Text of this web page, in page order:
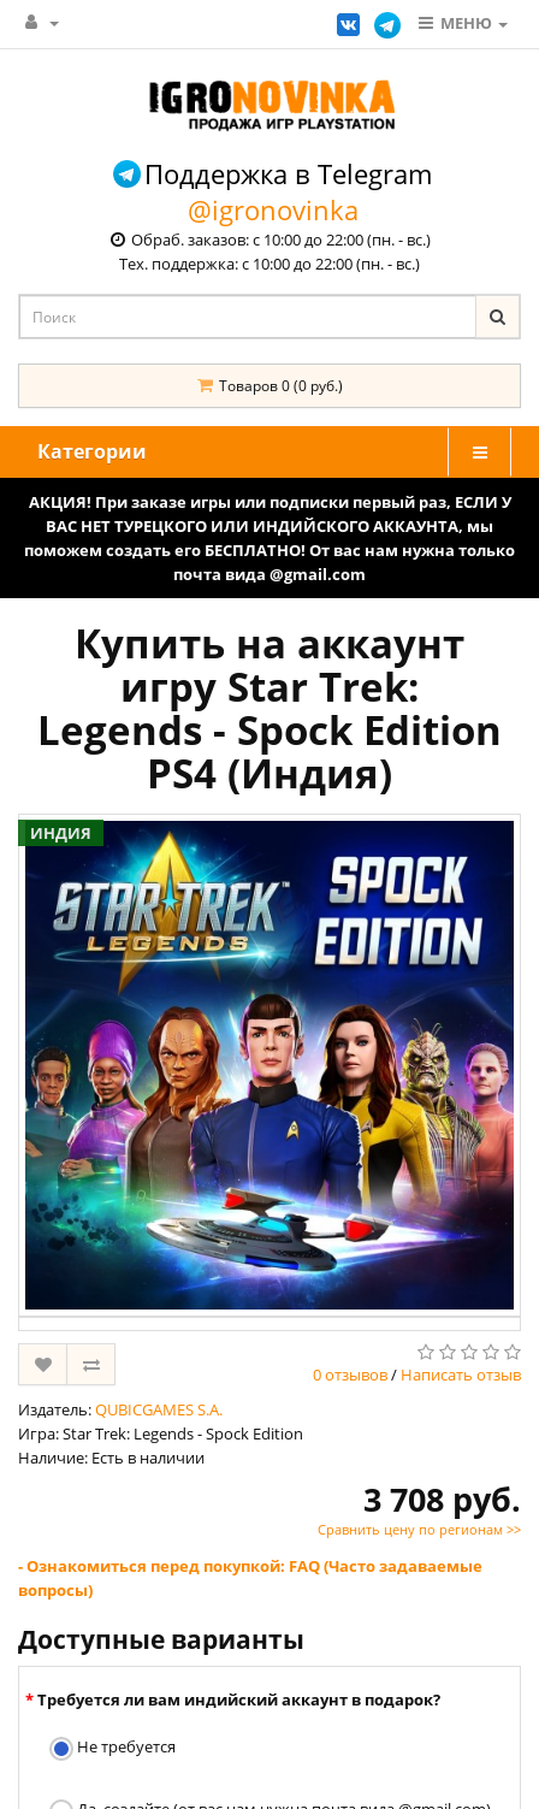
МЕНЮ
Поддержка в Telegram
@igronovinka
Обраб. заказов: с 10:00 до 22:00 (пн. - вс.)
Тех. поддержка: с 10:00 до 22:00 (пн. - вс.)
Товаров 0 (0 руб.)
Категории
АКЦИЯ! При заказе игры или подписки первый раз, ЕСЛИ У
ВАС НЕТ ТУРЕЦКОГО ИЛИ ИНДИЙСКОГО АККАУНТА, мы
поможем создать его БЕСПЛАТНО! От вас нам нужна только
почта вида @gmail.com
Купить на аккаунт
игру Star Trek:
Legends - Spock Edition
PS4 (Индия)
ИНДИЯ
0 отзывов/ Написать отзыв
Издатель:QUBICGAMES S.A.
Игра: Star Trek: Legends - Spock Edition
Наличие: Есть в наличии
3 708 руб.
Сравнить цену по регионам >>
- Ознакомиться перед покупкой: FAQ (Часто задаваемые
вопросы)
Доступные варианты
Требуется ли вам индийский аккаунт в подарок?
Не требуется